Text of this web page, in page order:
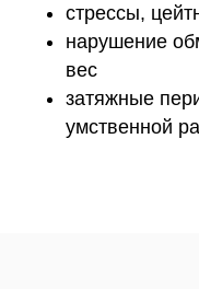
стрессы,
нарушение
вес
затяжные
умственной